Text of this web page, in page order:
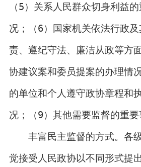
（5）关系人民群众切身利益
况；（6）国家机关依法行政
责、遵纪守法、廉洁从政等方
协建议案和委员提案的办理情
的单位和个人遵守政协章程和
况；（9）其他需要监督的重要
丰富民主监督的方式。各级
觉接受人民政协以不同形式提